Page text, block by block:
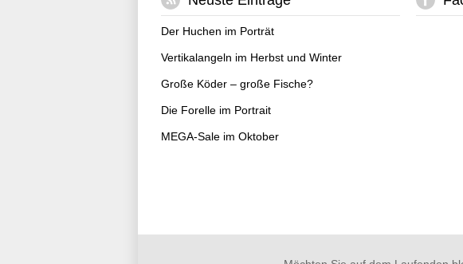
Der Huchen im Porträt
Vertikalangeln im Herbst und Winter
Große Köder – große Fische?
Die Forelle im Portrait
MEGA-Sale im Oktober